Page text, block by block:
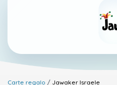
Carte regalo Jawaker Israele